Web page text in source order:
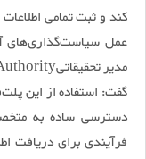
کند و ثبت تمامی
عمل سیاست‌گذاری‌های
گفت: استفاده از این
دسترسی ساده به
فرآیندی برای دریافت